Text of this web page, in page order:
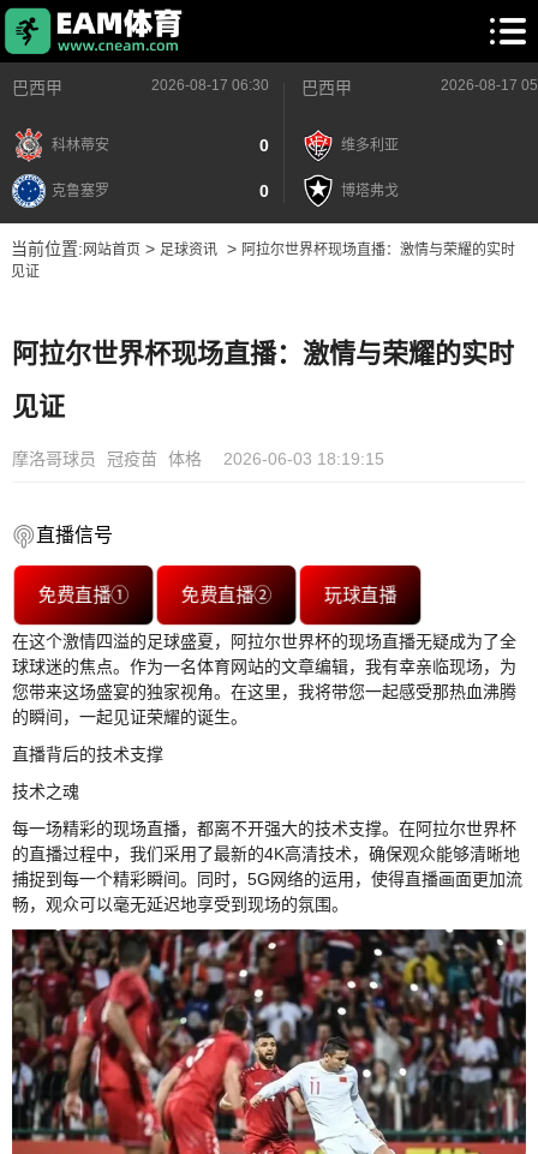
巴西甲 2026-08-17 06:30
科林蒂安 0
克鲁塞罗 0
巴西甲 2026-08-17
维多利亚
博塔弗戈
当前位置: 网站首页> 足球资讯> 阿拉尔世界杯现场直播：激情与荣耀的实时
见证
阿拉尔世界杯现场直播：激情与荣耀的实时
见证
摩洛哥球员 冠疫苗 体格 2026-06-03 18:19:15
直播信号
免费直播① 免费直播② 玩球直播
在这个激情四溢的足球盛夏，阿拉尔世界杯的现场直播无疑成为了全
球球迷的焦点。作为一名体育网站的文章编辑，我有幸亲临现场，为
您带来这场盛宴的独家视角。在这里，我将带您一起感受那热血沸腾
的瞬间，一起见证荣耀的诞生。
直播背后的技术支撑
技术之魂
每一场精彩的现场直播，都离不开强大的技术支撑。在阿拉尔世界杯
的直播过程中，我们采用了最新的4K高清技术，确保观众能够清晰地
捕捉到每一个精彩瞬间。同时，5G网络的运用，使得直播画面更加流
畅，观众可以毫无延迟地享受到现场的氛围。